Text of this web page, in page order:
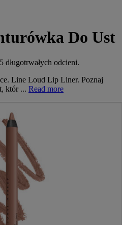
Do Ust
odcieni.
Line Loud Lip Liner. Poznaj
któr ... Read more